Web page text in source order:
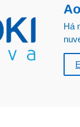
Há